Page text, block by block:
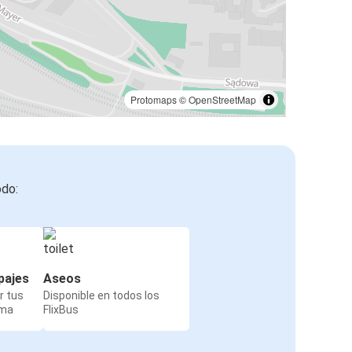
Protomaps©OpenStreetMap
tus
Aseos
Disponible en todos los
FlixBus